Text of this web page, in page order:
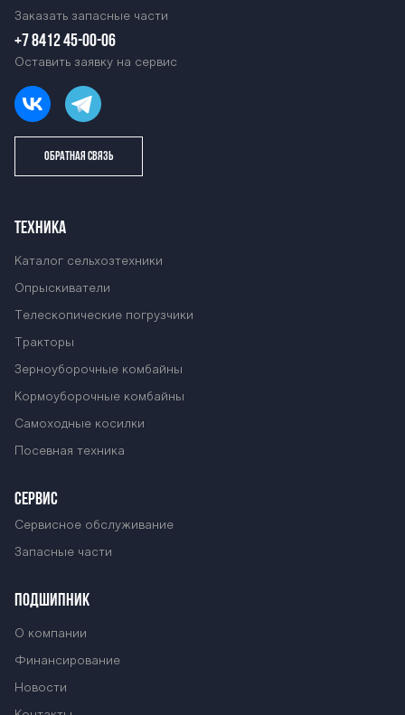
0М Барс ОС-25
00М Барс ОС-2
500М Барс ОС-
2500М Барс О
С-2500М Барс
ОС-2500М Бар
с ОС-2500М Ба
рс ОС-2500М Б
арс ОС-2500М
Заказать запасные части
+7 8412 45-00-06
Оставить заявку на сервис
ОБРАТНАЯ СВЯЗЬ
ТЕХНИКА
Каталог сельхозтехники
Опрыскиватели
Телескопические погрузчики
Тракторы
Зерноуборочные комбайны
Кормоуборочные комбайны
Самоходные косилки
Посевная техника
СЕРВИС
Сервисное обслуживание
Запасные части
ПОДШИПНИК
О компании
Финансирование
Новости